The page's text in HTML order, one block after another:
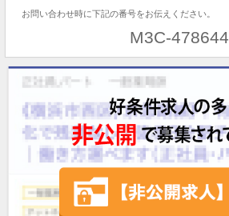
お問い合わせ時に下記の番号をお伝えください。
M3C-478644